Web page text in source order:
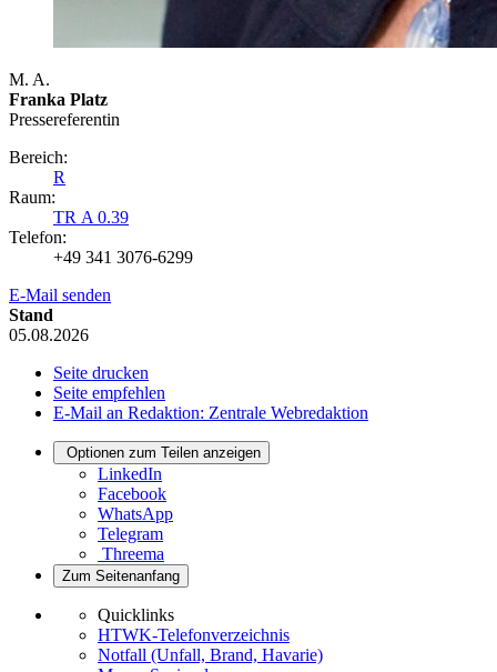
M. A.
Franka Platz
Presse­referentin
Bereich:
R
Raum:
TR A 0.39
Telefon:
+49 341 3076-6299
E-Mail senden
Stand
05.08.2026
Seite drucken
Seite empfehlen
E-Mail an Redaktion: Zentrale Webredaktion
Optionen zum Teilen anzeigen
LinkedIn
Facebook
WhatsApp
Telegram
Threema
Zum Seitenanfang
Quicklinks
HTWK-Telefonverzeichnis
Notfall (Unfall, Brand, Havarie)